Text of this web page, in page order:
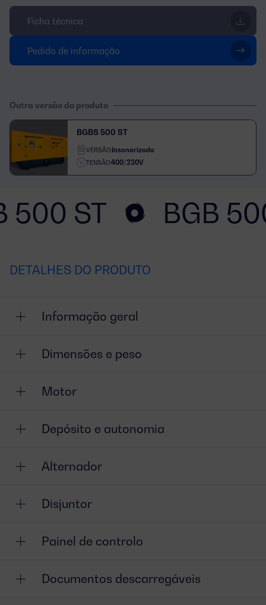
Ficha técnica
Pedido de informação
Outra versão do produto
BGBS 500 ST
VERSÃO:Insonorizado
TENSÃO:400/230V
500 ST BGB
DETALHES DO PRODUTO
Informação geral
Dimensões e peso
Motor
Depósito e autonomia
Alternador
Disjuntor
Painel de controlo
Documentos descarregáveis